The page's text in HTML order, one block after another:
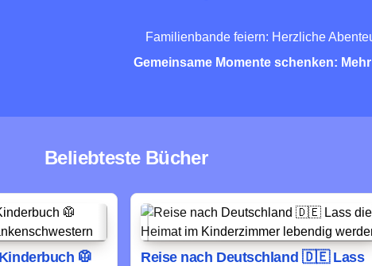
Familienbande feiern: Herzliche
Gemeinsame Momente schenken:
Beliebteste Bücher
🥼
Reise nach Deutschland 🇩🇪 Lass